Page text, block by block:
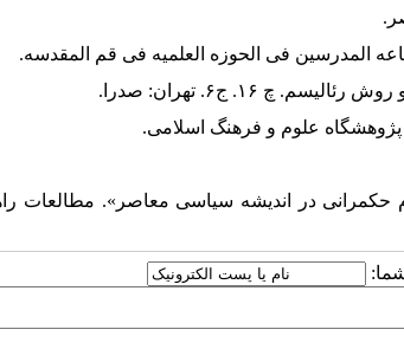
نظری به گذار در مفهوم حکمرانی در اندیشه سیاسی معاصر».